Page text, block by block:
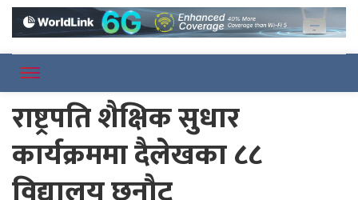
Merokarnali
राष्ट्रपति शैक्षिक सुधार
कार्यक्रममा दैलेखका ८८